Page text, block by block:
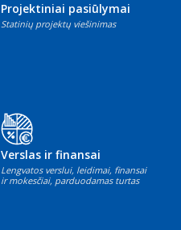
Projektiniai pasiūlymai
Statinių projektų viešinimas
Verslas ir finansai
Lengvatos verslui, leidimai, finansai
ir mokesčiai, parduodamas turtas